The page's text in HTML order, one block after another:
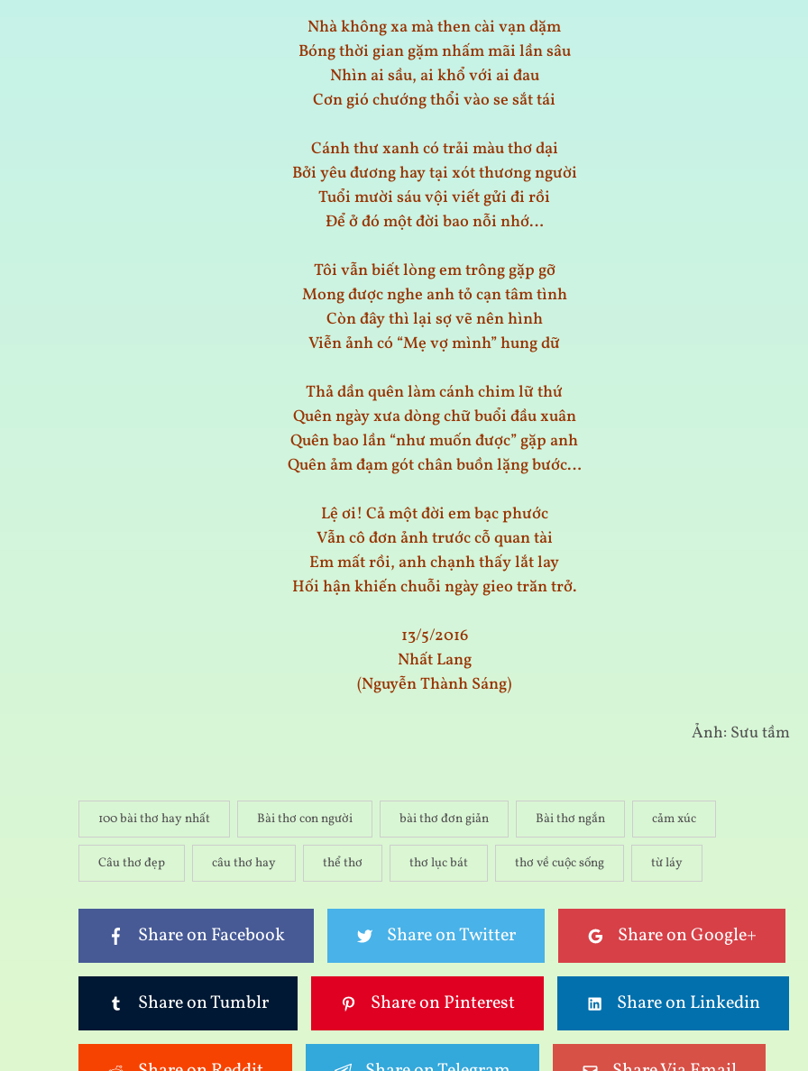
Nhà không xa mà then cài vạn dặm
Bóng thời gian gặm nhấm mãi lần sâu
Nhìn ai sầu, ai khổ với ai đau
Cơn gió chướng thổi vào se sắt tái
Cánh thư xanh có trải màu thơ dại
Bởi yêu đương hay tại xót thương người
Tuổi mười sáu vội viết gửi đi rồi
Để ở đó một đời bao nỗi nhớ…
Tôi vẫn biết lòng em trông gặp gỡ
Mong được nghe anh tỏ cạn tâm tình
Còn đây thì lại sợ vẽ nên hình
Viễn ảnh có “Mẹ vợ mình” hung dữ
Thả dần quên làm cánh chim lữ thứ
Quên ngày xưa dòng chữ buổi đầu xuân
Quên bao lần “như muốn được” gặp anh
Quên ảm đạm gót chân buồn lặng bước…
Lệ ơi! Cả một đời em bạc phước
Vẫn cô đơn ảnh trước cỗ quan tài
Em mất rồi, anh chạnh thấy lắt lay
Hối hận khiến chuỗi ngày gieo trăn trở.
13/5/2016
Nhất Lang
(Nguyễn Thành Sáng)
Ảnh: Sưu tầm
100 bài thơ hay nhất Bài thơ con người bài thơ đơn giản Bài thơ ngắn cảm xúc
Câu thơ đẹp câu thơ hay thể thơ thơ lục bát thơ về cuộc sống từ láy
Share on Facebook Share on Twitter Share on Google+
Share on Tumblr Share on Pinterest Share on Linkedin